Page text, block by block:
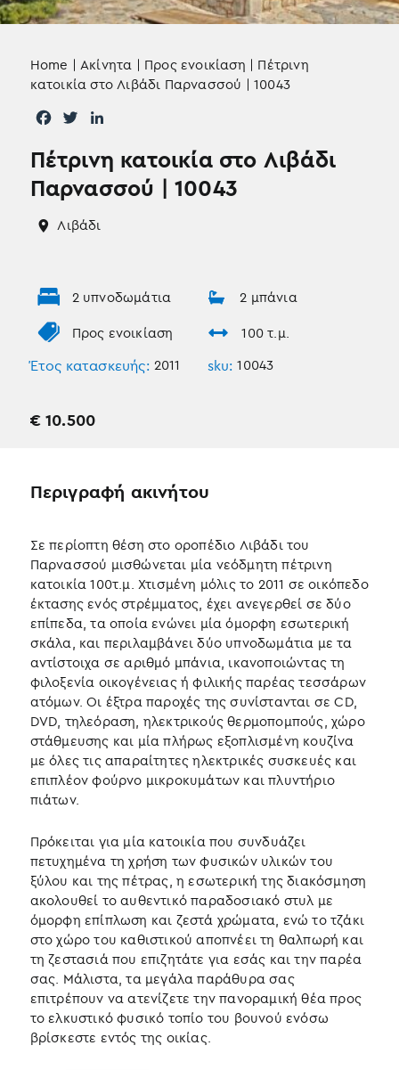
Πέτρινη κατοικία στο Λιβάδι
Παρνασσού | 10043
Λιβάδι
Home |Ακίνητα | Προς ενοικίαση | Πέτρινη
κατοικία στο Λιβάδι Παρνασσού | 10043
c
b
o
i
t
e
r
n
k
e
2 υπνοδωμάτια 2 μπάνια
Προς ενοικίαση 100 τ.μ.
Έτος κατασκευής: 2011 sku: 10043
€ 10.500
Περιγραφή ακινήτου
Σε περίοπτη θέση στο οροπέδιο Λιβάδι του
Παρνασσού μισθώνεται μία νεόδμητη πέτρινη
κατοικία 100τ.μ. Χτισμένη μόλις το 2011 σε οικόπεδο
έκτασης ενός στρέμματος, έχει ανεγερθεί σε δύο
επίπεδα, τα οποία ενώνει μία όμορφη εσωτερική
σκάλα, και περιλαμβάνει δύο υπνοδωμάτια με τα
αντίστοιχα σε αριθμό μπάνια, ικανοποιώντας τη
φιλοξενία οικογένειας ή φιλικής παρέας τεσσάρων
ατόμων. Οι έξτρα παροχές της συνίστανται σε CD,
DVD, τηλεόραση, ηλεκτρικούς θερμοπομπούς, χώρο
στάθμευσης και μία πλήρως εξοπλισμένη κουζίνα
με όλες τις απαραίτητες ηλεκτρικές συσκευές και
επιπλέον φούρνο μικροκυμάτων και πλυντήριο
πιάτων.
Πρόκειται για μία κατοικία που συνδυάζει
πετυχημένα τη χρήση των φυσικών υλικών του
ξύλου και της πέτρας, η εσωτερική της διακόσμηση
ακολουθεί το αυθεντικό παραδοσιακό στυλ με
όμορφη επίπλωση και ζεστά χρώματα, ενώ το τζάκι
στο χώρο του καθιστικού αποπνέει τη θαλπωρή και
τη ζεστασιά που επιζητάτε για εσάς και την παρέα
σας. Μάλιστα, τα μεγάλα παράθυρα σας
επιτρέπουν να ατενίζετε την πανοραμική θέα προς
το ελκυστικό φυσικό τοπίο του βουνού ενόσω
βρίσκεστε εντός της οικίας.